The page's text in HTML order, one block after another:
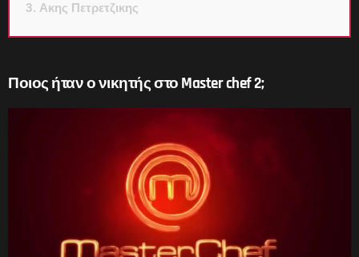
3. Ακης Πετρετζικης
Ποιος ήταν ο νικητής στο Master chef 2;